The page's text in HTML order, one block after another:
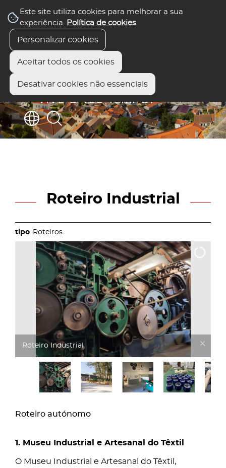
Este site utiliza cookies para melhorar a sua
experiência. Política de cookies.
Personalizar cookies
Aceitar todos os cookies
Desativar cookies não essenciais
Roteiro Industrial
Roteiros
Airemármores
Roteiro autónomo
1. Museu Industrial e Artesanal do Têxtil
O Museu Industrial e Artesanal do Têxtil,